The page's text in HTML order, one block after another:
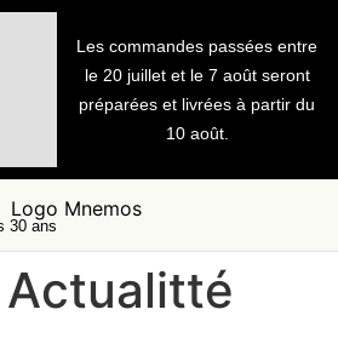
Les commandes passées entre
le 20 juillet et le 7 août seront
préparées et livrées à partir du
10 août.
30 ans
Actualitté